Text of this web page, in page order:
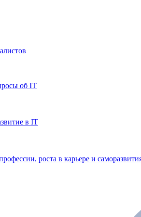
об IT
в IT
роста в карьере и